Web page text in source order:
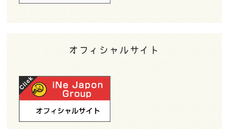
オフィシャルサイト